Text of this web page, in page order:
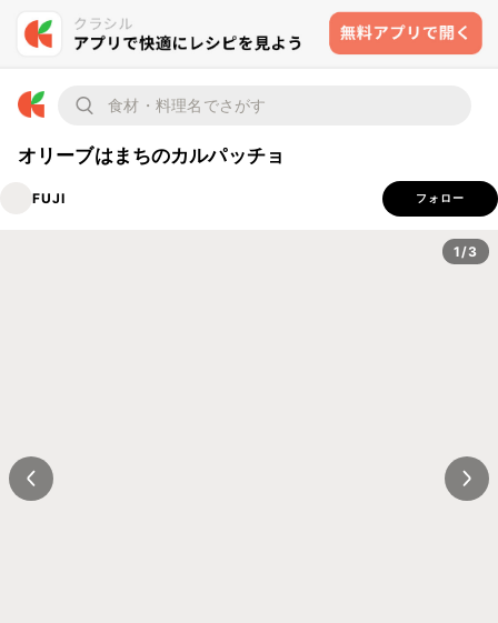
オリーブはまちのカルパッチョ
FUJI フォロー
1/3